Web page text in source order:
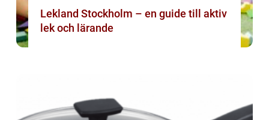
Lekland Stockholm – en guide till aktiv
lek och lärande